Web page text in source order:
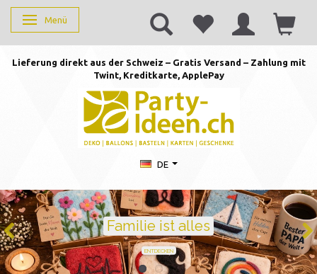
Anzeige ändern
Menü
Lieferung direkt aus der Schweiz – Gratis Versand – Zahlung mit
Twint, Kreditkarte, ApplePay
DE
Geburtstag feiern mit Stil
Ballons · Tischdeko · Karten · Zahlen
GEBURTSTAGSDEKO ENTDECKEN